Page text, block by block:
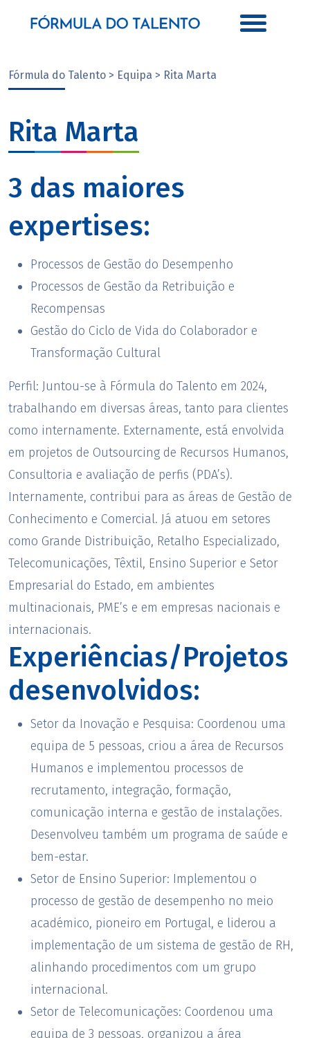
Fórmula do Talento > Equipa > Rita Marta
Rita Marta
3 das maiores
expertises:
Processos de Gestão do Desempenho
Processos de Gestão da Retribuição e
Recompensas
Gestão do Ciclo de Vida do Colaborador e
Transformação Cultural
Perfil: Juntou-se à Fórmula do Talento em 2024,
trabalhando em diversas áreas, tanto para clientes
como internamente. Externamente, está envolvida
em projetos de Outsourcing de Recursos Humanos,
Consultoria e avaliação de perfis (PDA’s).
Internamente, contribui para as áreas de Gestão de
Conhecimento e Comercial. Já atuou em setores
como Grande Distribuição, Retalho Especializado,
Telecomunicações, Têxtil, Ensino Superior e Setor
Empresarial do Estado, em ambientes
multinacionais, PME’s e em empresas nacionais e
internacionais.
Experiências/Projetos
desenvolvidos:
Setor da Inovação e Pesquisa: Coordenou uma
equipa de 5 pessoas, criou a área de Recursos
Humanos e implementou processos de
recrutamento, integração, formação,
comunicação interna e gestão de instalações.
Desenvolveu também um programa de saúde e
bem-estar.
Setor de Ensino Superior: Implementou o
processo de gestão de desempenho no meio
académico, pioneiro em Portugal, e liderou a
implementação de um sistema de gestão de RH,
alinhando procedimentos com um grupo
internacional.
Setor de Telecomunicações: Coordenou uma
equipa de 3 pessoas, organizou a área